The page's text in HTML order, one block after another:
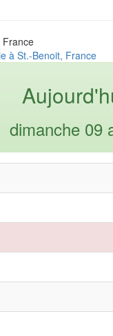
France
à St.-Benoit, France
dimanche 09